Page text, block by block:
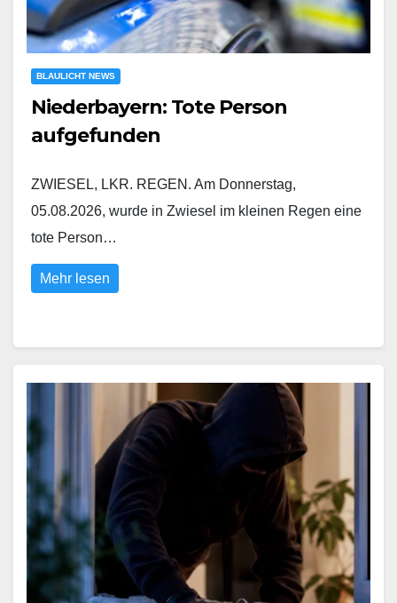
BLAULICHT NEWS
Niederbayern: Tote Person
aufgefunden
ZWIESEL, LKR. REGEN. Am Donnerstag,
05.08.2026, wurde in Zwiesel im kleinen Regen eine
tote Person…
Mehr lesen